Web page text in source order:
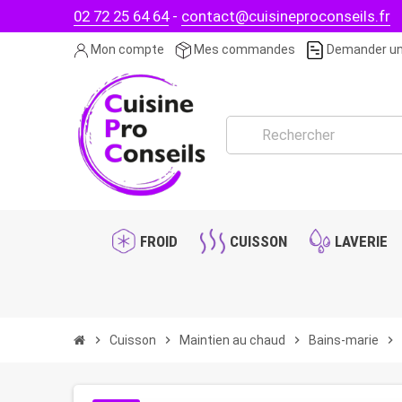
02 72 25 64 64- contact@cuisineproconseils.fr
Mon compte Mes commandes Demander
FROID CUISSON LAVERIE
chevron_right Cuisson chevron_right Maintien au chaud chevron_right Bains-marie chevron_right